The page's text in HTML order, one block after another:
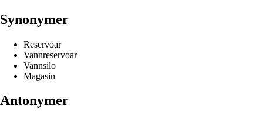
Synonymer
Reservoar
Vannreservoar
Vannsilo
Magasin
Antonymer